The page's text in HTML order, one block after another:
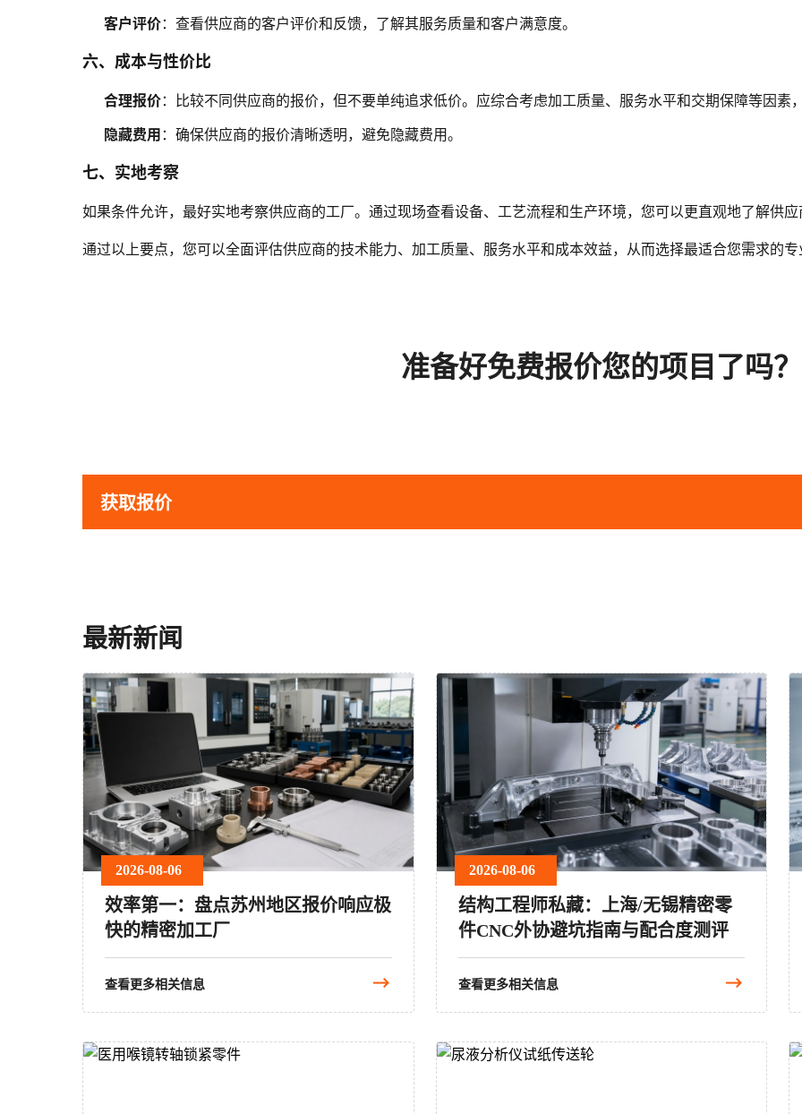
客户评价：查看供应商的客户评价和反馈，了解其服务质量和客户满意度。
六、成本与性价比
合理报价：比较不同供应商的报价，但不要单纯追求低价。应综合考虑加工质量、服务水平和交期保障等因素
隐藏费用 ：确保供应商的报价清晰透明，避免隐藏费用。
七、实地考察
如果条件允许，最好实地考察供应商的工厂。通过现场查看设备、工艺流程和生产环境，您可以更直观地了解供
通过以上要点，您可以全面评估供应商的技术能力、加工质量、服务水平和成本效益，从而选择最适合您需求的
准备好免费报价您的项目了吗？
获取报价
最新新闻
2026-08-06
效率第一：盘点苏州地区报价响应极
快的精密加工厂
查看更多相关信息
2026-08-06
结构工程师私藏：上海/无锡精密零
件CNC外协避坑指南与配合度测评
查看更多相关信息